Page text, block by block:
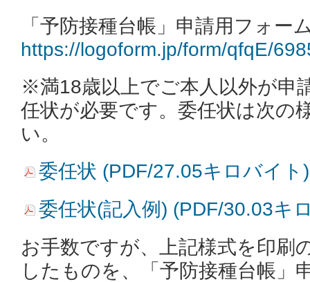
「予防接種台帳」申請用フォ
https://logoform.jp/form/qfqE/
※満18歳以上でご本人以外が申
任状が必要です。委任状は次の
い。
委任状 (PDF/27.05キロバイト)
委任状(記入例) (PDF/30.03キ
お手数ですが、上記様式を印刷
したものを、「予防接種台帳」